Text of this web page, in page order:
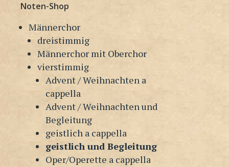
Inhalt
springen
Noten-Shop
Männerchor
dreistimmig
Männerchor mit Oberchor
vierstimmig
Advent / Weihnachten a
cappella
Advent / Weihnachten und
Begleitung
geistlich a cappella
geistlich und Begleitung
Oper/Operette a cappella